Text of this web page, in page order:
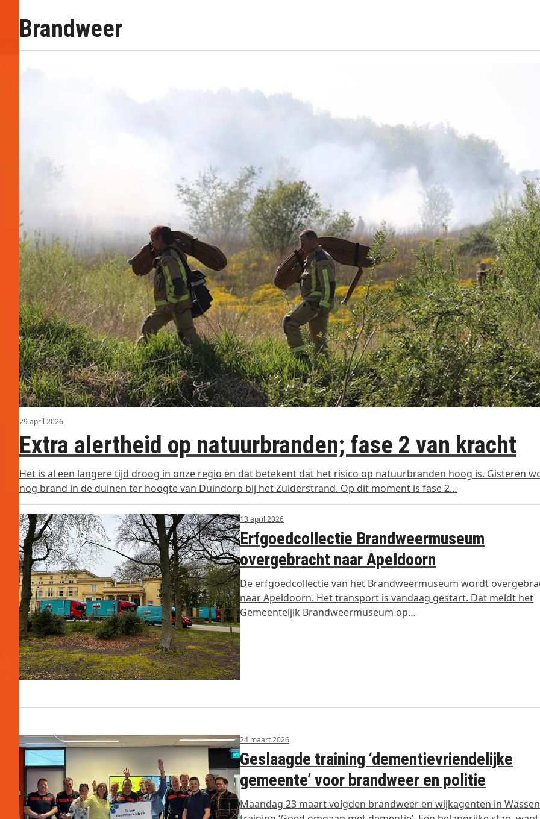
Brandweer
29 april 2026
Extra alertheid op natuurbranden; fase 2 van kracht
Het is al een langere tijd droog in onze regio en dat betekent dat het risico op natuurbranden hoog is. Gisteren
nog brand in de duinen ter hoogte van Duindorp bij het Zuiderstrand. Op dit moment is fase 2…
13 april 2026
Erfgoedcollectie Brandweermuseum
overgebracht naar Apeldoorn
De erfgoedcollectie van het Brandweermuseum wordt
naar Apeldoorn. Het transport is vandaag gestart. Dat meldt het
Gemeenteljik Brandweermuseum op…
24 maart 2026
Geslaagde training ‘dementievriendelijke
gemeente’ voor brandweer en politie
Maandag 23 maart volgden brandweer en wijkagenten in